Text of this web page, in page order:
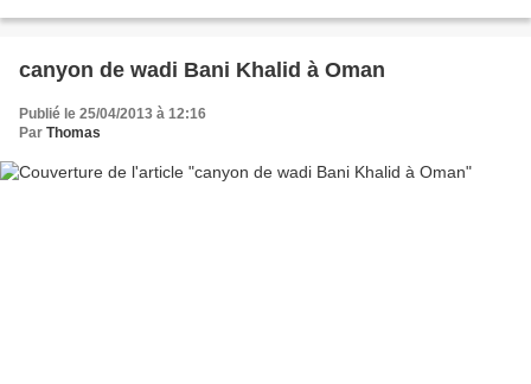
canyon de wadi Bani Khalid à Oman
Publié le 25/04/2013 à 12:16
Par Thomas